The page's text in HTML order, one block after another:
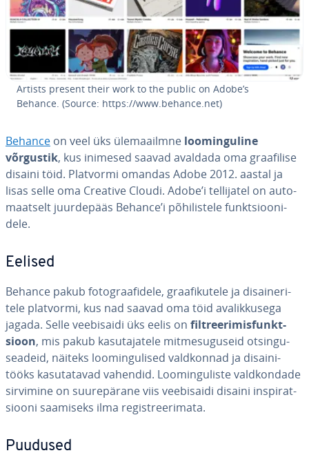
Artists present their work to the public on Adobe’s
Behance. (Source: https://www.behance.net)
Behance on veel üks üle­maa­ilmne loo­min­gu­line
võrgustik, kus inimesed saavad avaldada oma graa­fi­lise
disaini töid. Platvormi omandas Adobe 2012. aastal ja
lisas selle oma Creative Cloudi. Adobe’i tel­li­ja­tel on au­to­
maat­selt juur­de­pääs Behance’i põ­hi­lis­tele funkt­sioo­ni­
dele.
Eelised
Behance pakub fo­tograa­fi­dele, graa­fi­ku­tele ja di­sai­ne­ri­
tele platvormi, kus nad saavad oma töid ava­lik­ku­sega
jagada. Selle vee­bi­saidi üks eelis on filt­ree­ri­mis­funkt­
sioon, mis pakub ka­su­ta­ja­tele mit­me­su­gu­seid ot­sin­gu­
sea­deid, näiteks loo­min­gu­li­sed vald­kon­nad ja di­sai­ni­
tööks ka­su­ta­ta­vad vahendid. Loo­min­gu­liste vald­kon­dade
sirvimine on suu­re­pä­rane viis vee­bi­saidi disaini ins­pi­rat­
siooni saamiseks ilma re­gist­ree­ri­mata.
Puudused